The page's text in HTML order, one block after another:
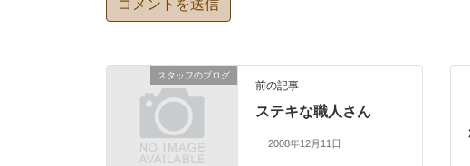
スタッフのブログ
前の記事
ステキな職人さん
2008年12月11日